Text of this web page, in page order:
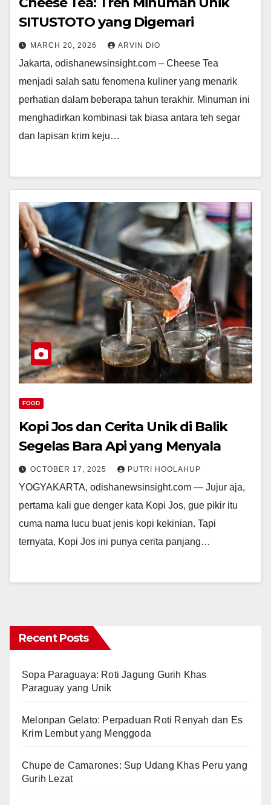
SITUSTOTO yang Digemari
MARCH 20, 2026 ARVIN DIO
Jakarta, odishanewsinsight.com – Cheese Tea
menjadi salah satu fenomena kuliner yang menarik
perhatian dalam beberapa tahun terakhir. Minuman ini
menghadirkan kombinasi tak biasa antara teh segar
dan lapisan krim keju…
FOOD
Kopi Jos dan Cerita Unik di Balik
Segelas Bara Api yang Menyala
OCTOBER 17, 2025 PUTRI HOOLAHUP
YOGYAKARTA, odishanewsinsight.com — Jujur aja,
pertama kali gue denger kata Kopi Jos, gue pikir itu
cuma nama lucu buat jenis kopi kekinian. Tapi
ternyata, Kopi Jos ini punya cerita panjang…
Recent Posts
Sopa Paraguaya: Roti Jagung Gurih Khas
Paraguay yang Unik
Melonpan Gelato: Perpaduan Roti Renyah dan Es
Krim Lembut yang Menggoda
Chupe de Camarones: Sup Udang Khas Peru yang
Gurih Lezat